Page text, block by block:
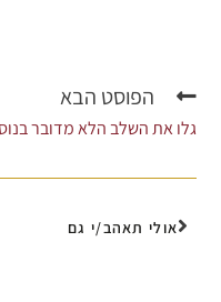
הפוסט הבא
גלו את השלב הלא מדובר
אולי תאהב/י גם